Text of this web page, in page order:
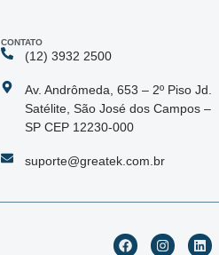
CONTATO
(12) 3932 2500
Av. Andrômeda, 653 – 2º Piso Jd.
Satélite, São José dos Campos –
SP CEP 12230-000
suporte@greatek.com.br